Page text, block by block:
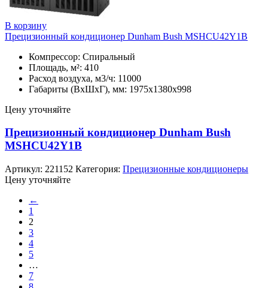
В корзину
Прецизионный кондиционер Dunham Bush MSHCU42Y1B
Компрессор: Спиральный
Площадь, м²: 410
Расход воздуха, м3/ч: 11000
Габариты (ВхШхГ), мм: 1975х1380х998
Цену уточняйте
Прецизионный кондиционер Dunham Bush
MSHCU42Y1B
Артикул: 221152 Категория: Прецизионные кондиционеры
Цену уточняйте
←
1
2
3
4
5
…
7